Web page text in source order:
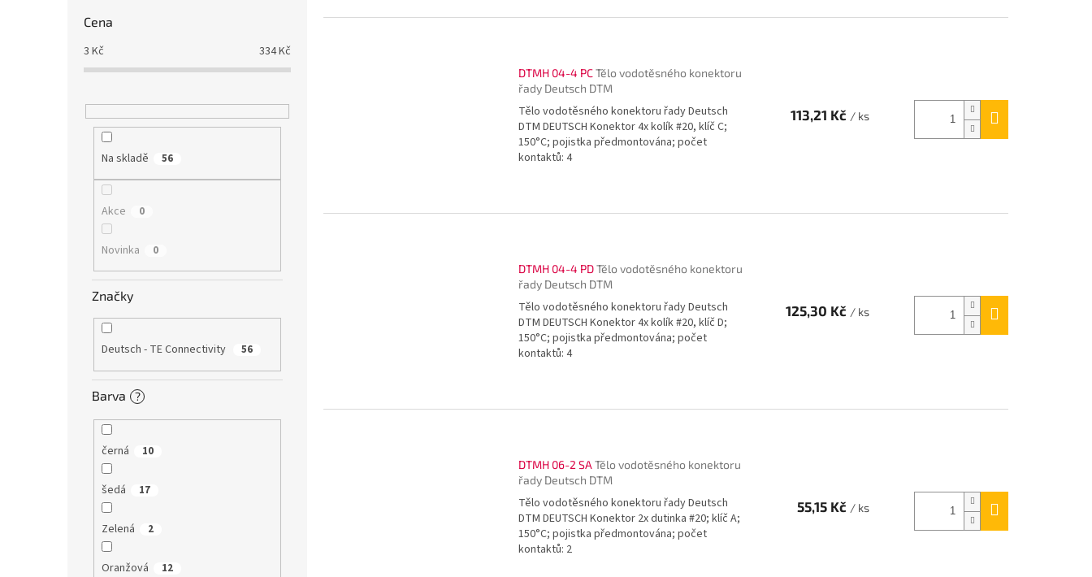
Cena
3 Kč 334Kč
Na skladě 56
Akce 0
Novinka 0
Značky
Deutsch - TE Connectivity 56
Barva ?
černá 10
šedá 17
Zelená 2
Oranžová 12
DTMH 04-4 PCTělo vodotěsného konektoru
řady Deutsch DTM
Tělo vodotěsného konektoru řady Deutsch
DTM DEUTSCH Konektor 4x kolík #20, klíč C;
150°C; pojistka předmontována; počet
kontaktů: 4
113,21 Kč / ks
DTMH 04-4 PDTělo vodotěsného konektoru
řady Deutsch DTM
Tělo vodotěsného konektoru řady Deutsch
DTM DEUTSCH Konektor 4x kolík #20, klíč D;
150°C; pojistka předmontována; počet
kontaktů: 4
125,30 Kč / ks
DTMH 06-2 SA Tělo vodotěsného konektoru
řady Deutsch DTM
Tělo vodotěsného konektoru řady Deutsch
DTM DEUTSCH Konektor 2x dutinka #20; klíč A;
150°C; pojistka předmontována; počet
kontaktů: 2
55,15 Kč / ks